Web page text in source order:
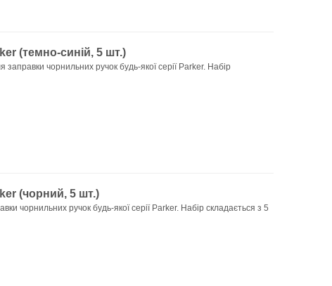
(темно-синій, 5 шт.)
чорнильних ручок будь-якої серії Parker. Набір
(чорний, 5 шт.)
чорнильних ручок будь-якої серії Parker. Набір складається з 5